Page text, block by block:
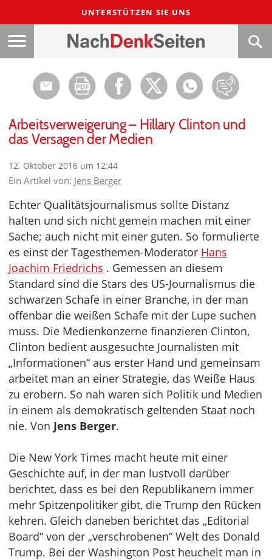
UNTERSTÜTZEN SIE UNS
Arbeitsverweigerung – Hillary Clinton und
das Versagen der Medien
12. Oktober 2016 um 12:44
Ein Artikel von: Jens Berger
Echter Qualitätsjournalismus sollte Distanz
halten und sich nicht gemein machen mit einer
Sache; auch nicht mit einer guten. So formulierte
es einst der Tagesthemen-Moderator Hans
Joachim Friedrichs . Gemessen an diesem
Standard sind die Stars des US-Journalismus die
schwarzen Schafe in einer Branche, in der man
offenbar die weißen Schafe mit der Lupe suchen
muss. Die Medienkonzerne finanzieren Clinton,
Clinton bedient ausgesuchte Journalisten mit
„Informationen“ aus erster Hand und gemeinsam
arbeitet man an einer Strategie, das Weiße Haus
zu erobern. So nah waren sich Politik und Medien
in einem als demokratisch geltenden Staat noch
nie. Von Jens Berger.
Die New York Times macht heute mit einer
Geschichte auf, in der man lustvoll darüber
berichtet, dass es bei den Republikanern immer
mehr Spitzenpolitiker gibt, die Trump den Rücken
kehren. Gleich daneben berichtet das „Editorial
Board“ von der „verschrobenen“ Welt des Donald
Trump. Bei der Washington Post heuchelt man in